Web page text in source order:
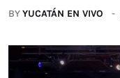
BYYUCATÁN EN VIVO